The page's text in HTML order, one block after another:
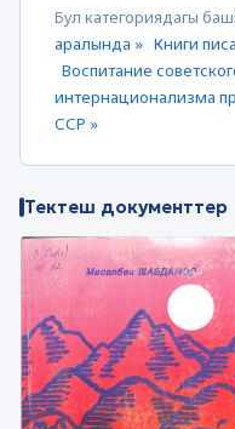
Бул категориядагы
аралында » Книги
Воспитание
интернационализма
ССР »
Тектеш документтер